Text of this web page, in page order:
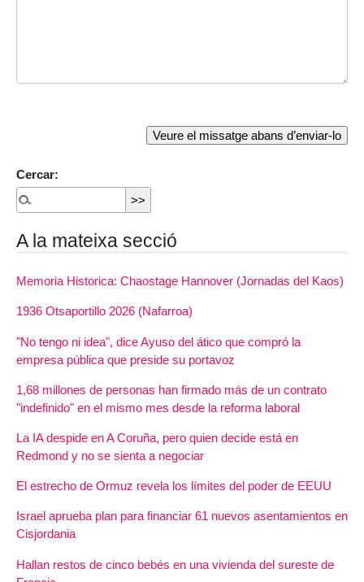
Cercar:
A la mateixa secció
Memoria Historica: Chaostage Hannover (Jornadas del Kaos)
1936 Otsaportillo 2026 (Nafarroa)
"No tengo ni idea", dice Ayuso del ático que compró la
empresa pública que preside su portavoz
1,68 millones de personas han firmado más de un contrato
"indefinido" en el mismo mes desde la reforma laboral
La IA despide en A Coruña, pero quien decide está en
Redmond y no se sienta a negociar
El estrecho de Ormuz revela los límites del poder de EEUU
Israel aprueba plan para financiar 61 nuevos asentamientos en
Cisjordania
Hallan restos de cinco bebés en una vivienda del sureste de